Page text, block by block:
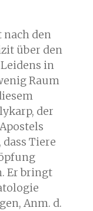
nach den
über den
in
Raum
der
Tiere
Er bringt
Anm. d.